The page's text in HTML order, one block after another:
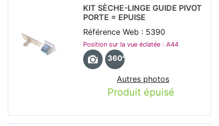
Produit épuisé
KIT SÈCHE-LINGE GUIDE PIVOT
PORTE = EPUISE
Référence Web : 5390
Position sur la vue éclatée : A44
360°
Autres photos